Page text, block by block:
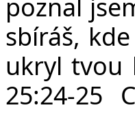
poznal
sbíráš,
ukryl tvou
25:24-25